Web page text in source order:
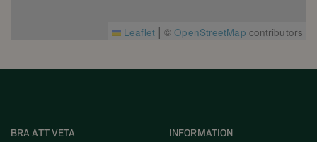
Leaflet | ©OpenStreetMap contributors
BRA ATT VETA INFORMATION